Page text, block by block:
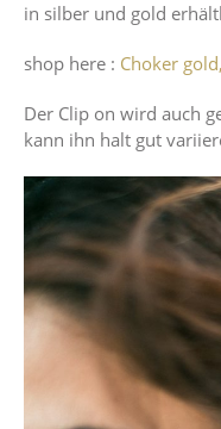
in silber und gold
shop here : Choker gold,
Der Clip on wird auch
kann ihn halt gut